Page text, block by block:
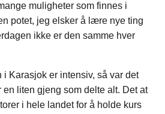
muligheter som finnes i
potet, jeg elsker å lære nye ting
ikke er den samme hver
Karasjok er intensiv, så var det
en liten gjeng som delte alt. Det at
i hele landet for å holde kurs